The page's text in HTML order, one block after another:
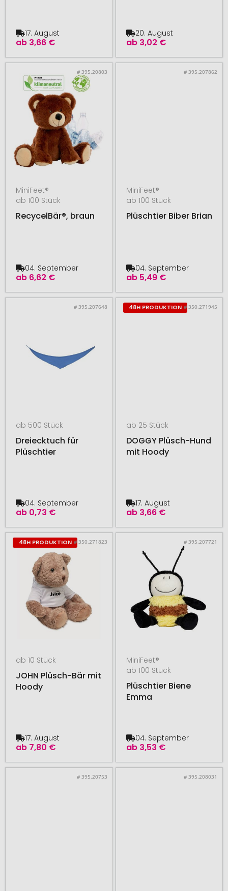
ab 3,66 €
17. August
ab 3,02 €
20. August
# 395.20803
MiniFeet®
ab 100 Stück
RecycelBär®, braun
ab 6,62 €
04. September
# 395.207862
MiniFeet®
ab 100 Stück
Plüschtier Biber Brian
ab 5,49 €
04. September
# 395.207648
ab 500 Stück
Dreiecktuch für
Plüschtier
ab 0,73 €
04. September
48H PRODUKTION # 350.271945
ab 25 Stück
DOGGY Plüsch-Hund
mit Hoody
ab 3,66 €
17. August
48H PRODUKTION # 350.271823
ab 10 Stück
JOHN Plüsch-Bär mit
Hoody
ab 7,80 €
17. August
# 395.207721
MiniFeet®
ab 100 Stück
Plüschtier Biene
Emma
ab 3,53 €
04. September
# 395.20753 # 395.208031